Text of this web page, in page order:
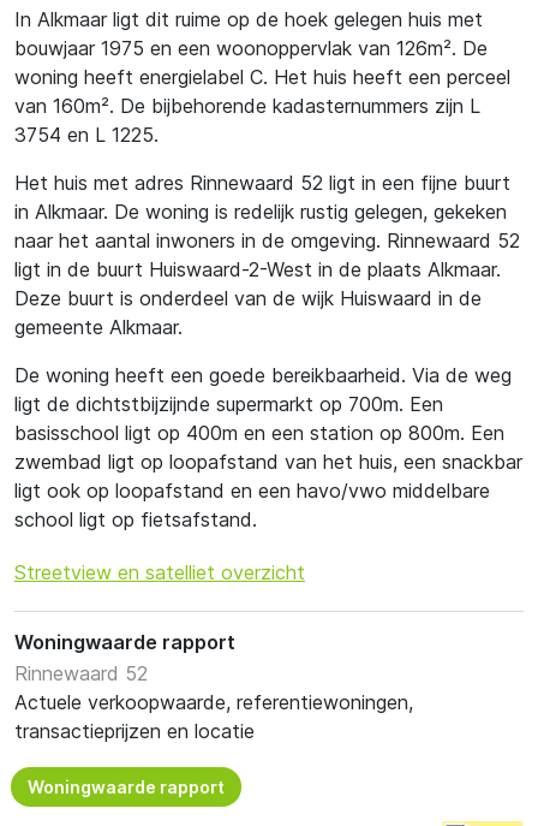
In Alkmaar ligt dit ruime op de hoek gelegen huis met
bouwjaar 1975 en een woonoppervlak van 126m². De
woning heeft energielabel C. Het huis heeft een perceel
van 160m². De bijbehorende kadasternummers zijn L
3754 en L 1225.
Het huis met adres Rinnewaard 52 ligt in een fijne buurt
in Alkmaar. De woning is redelijk rustig gelegen, gekeken
naar het aantal inwoners in de omgeving. Rinnewaard 52
ligt in de buurt Huiswaard-2-West in de plaats Alkmaar.
Deze buurt is onderdeel van de wijk Huiswaard in de
gemeente Alkmaar.
De woning heeft een goede bereikbaarheid. Via de weg
ligt de dichtstbijzijnde supermarkt op 700m. Een
basisschool ligt op 400m en een station op 800m. Een
zwembad ligt op loopafstand van het huis, een snackbar
ligt ook op loopafstand en een havo/vwo middelbare
school ligt op fietsafstand.
Streetview en satelliet overzicht
Woningwaarde rapport
Rinnewaard 52
Actuele verkoopwaarde, referentiewoningen,
transactieprijzen en locatie
Woningwaarde rapport